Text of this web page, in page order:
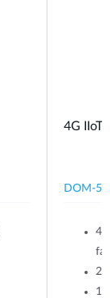
4G IIoT
DOM-
2
1